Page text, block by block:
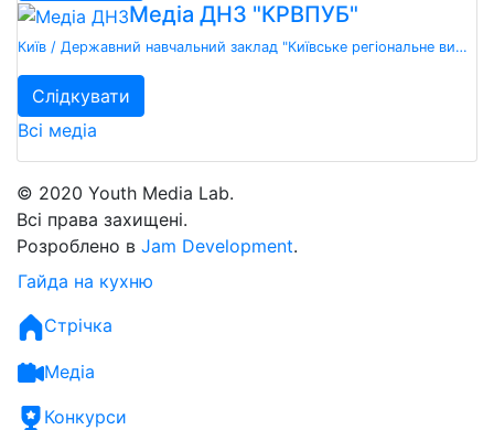
Медіа ДНЗ "КРВПУБ"
Київ / Державний навчальний заклад "Київське регіональне вище професійне училище будівництва"
Слідкувати
Всі медіа
© 2020 Youth Media Lab.
Всі права захищені.
Розроблено в Jam Development.
Гайда на кухню
Стрічка
Медіа
Конкурси